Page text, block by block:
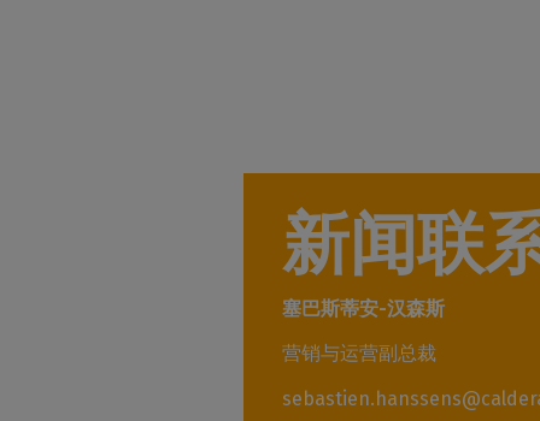
新闻联
塞巴斯蒂安-汉森斯
营销与运营副总裁